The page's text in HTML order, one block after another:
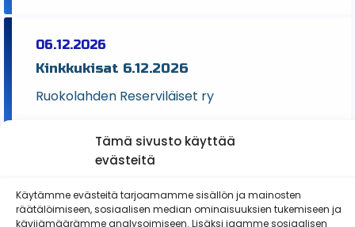
Tämä sivusto käyttää
evästeitä
Käytämme evästeitä tarjoamamme sisällön ja mainosten
räätälöimiseen, sosiaalisen median ominaisuuksien tukemiseen ja
kävijämäärämme analysoimiseen. Lisäksi jaamme sosiaalisen
06.12.2026
Kinkkukisat 6.12.2026
Ruokolahden Reserviläiset ry
Ruokolahden Reserviläiset ry